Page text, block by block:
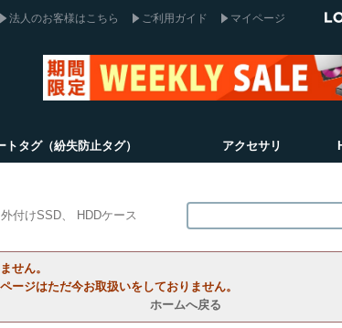
法人のお客様はこちら ご利用ガイド マイページ
トタグ（紛失防止タグ） アクセサリ
外付けSSD HDDケース
せん。
ージはただ今お取扱いをしておりません。
ホームへ戻る